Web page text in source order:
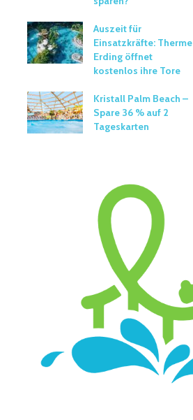
Auszeit für
Einsatzkräfte: Therme
Erding öffnet
kostenlos ihre Tore
Kristall Palm Beach –
Spare 36 % auf 2
Tageskarten